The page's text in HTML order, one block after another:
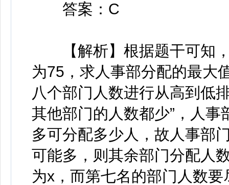
答案：C
【解析】根据题干可知，
为75，求人事部分配的最大
八个部门人数进行从高到低
其他部门的人数都少”，人
多可分配多少人，故人事部
可能多，则其余部门分配人
为x，而第七名的部门人数